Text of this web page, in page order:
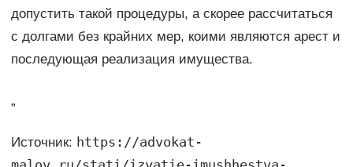
допустить такой процедуры, а скорее рассчитаться
с долгами без крайних мер, коими являются арест и
последующая реализация имущества.
„
Источник: https://advokat-